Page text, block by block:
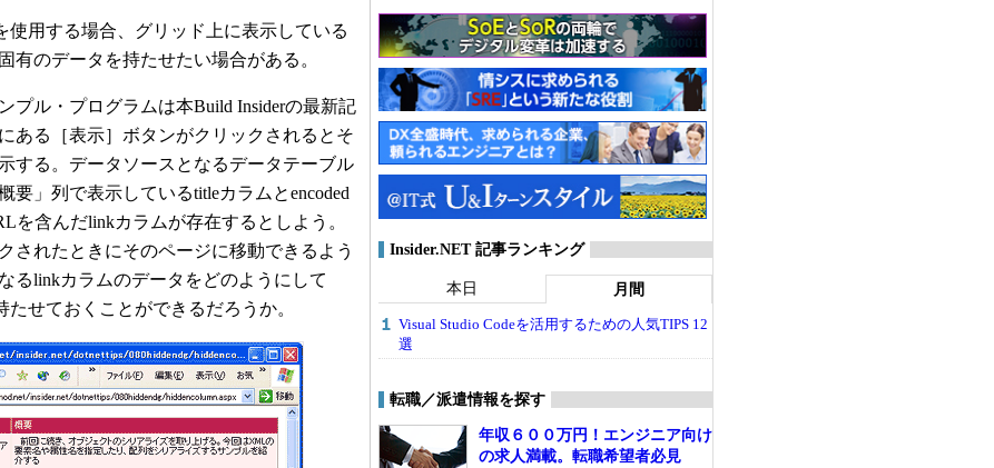
用する場合、グリッド上に表示している
有のデータを持たせたい場合がある。
プル・プログラムは本Build Insiderの最新記
ある［表示］ボタンがクリックされるとそ
する。データソースとなるデータテーブル
要」列で表示しているtitleカラムとencoded
を含んだlinkカラムが存在するとしよう。
されたときにそのページに移動できるよう
るlinkカラムのデータをどのようにして
たせておくことができるだろうか。
Insider.NET 記事ランキング
本日 月間
Visual Studio Codeを活用するための人気TIPS 12
選
転職／派遣情報を探す
年収６００万円！エンジニア向け
の求人満載。転職希望者必見